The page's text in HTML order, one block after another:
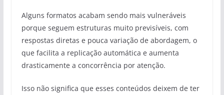
Alguns formatos acabam sendo mais vulneráveis
porque seguem estruturas muito previsíveis, com
respostas diretas e pouca variação de abordagem, o
que facilita a replicação automática e aumenta
drasticamente a concorrência por atenção.
Isso não significa que esses conteúdos deixem de ter